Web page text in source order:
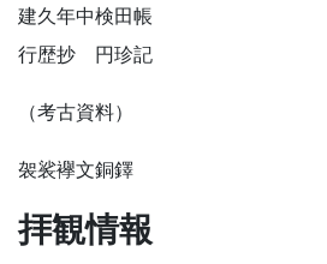
建久年中検田帳
行歴抄 円珍記
（考古資料）
袈裟襷文銅鐸
拝観情報